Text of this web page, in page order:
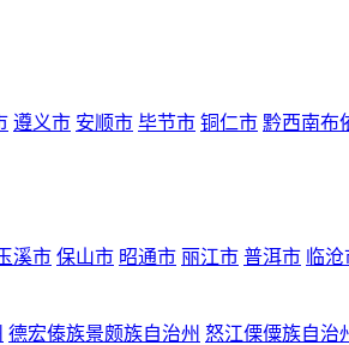
遵义市 安顺市 毕节市 铜仁市 黔西南布
溪市 保山市 昭通市 丽江市 普洱市 临
德宏傣族景颇族自治州 怒江傈僳族自治